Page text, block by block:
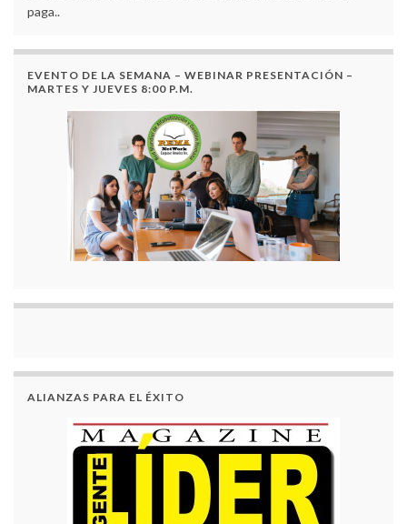
paga..
EVENTO DE LA SEMANA – WEBINAR PRESENTACIÓN –
MARTES Y JUEVES 8:00 P.M.
ALIANZAS PARA EL ÉXITO